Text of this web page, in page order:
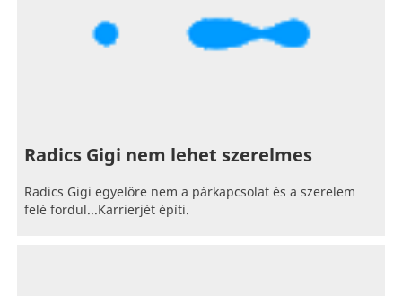
Radics Gigi nem lehet szerelmes
Radics Gigi egyelőre nem a párkapcsolat és a szerelem
felé fordul...Karrierjét építi.